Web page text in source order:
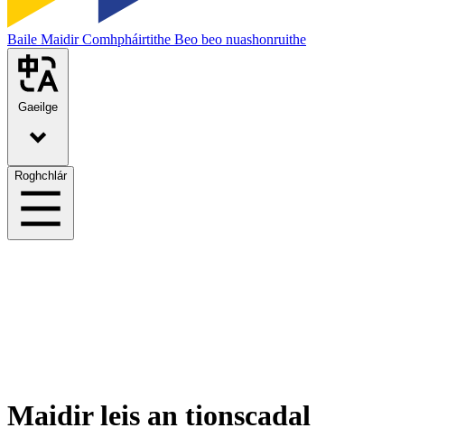
Baile MaidirComhpháirtithe Beo beo nuashonruithe
Gaeilge
Roghchlár
Maidir leis an tionscadal